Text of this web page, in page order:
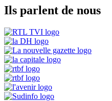
Ils parlent de nous